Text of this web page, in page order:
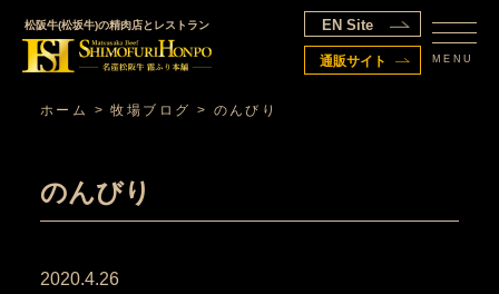
松阪牛(松坂牛)の精肉店とレストラン
通販サイト
EN Site
MENU
ホーム >牧場ブログ > のんびり
のんびり
2020.4.26